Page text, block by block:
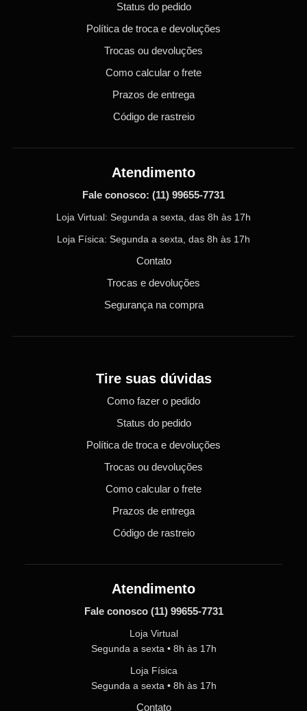
Status do pedido
Política de troca e devoluções
Trocas ou devoluções
Como calcular o frete
Prazos de entrega
Código de rastreio
Atendimento
Fale conosco: (11) 99655-7731
Loja Virtual: Segunda a sexta, das 8h às 17h
Loja Física: Segunda a sexta, das 8h às 17h
Contato
Trocas e devoluções
Segurança na compra
Tire suas dúvidas
Como fazer o pedido
Status do pedido
Política de troca e devoluções
Trocas ou devoluções
Como calcular o frete
Prazos de entrega
Código de rastreio
Atendimento
Fale conosco (11) 99655-7731
Loja Virtual
Segunda a sexta • 8h às 17h
Loja Física
Segunda a sexta • 8h às 17h
Contato